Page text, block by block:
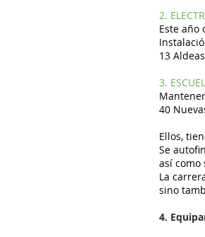
2.
Este año
13
3.
40
Ellos,
Se
así como
La
sino
4.